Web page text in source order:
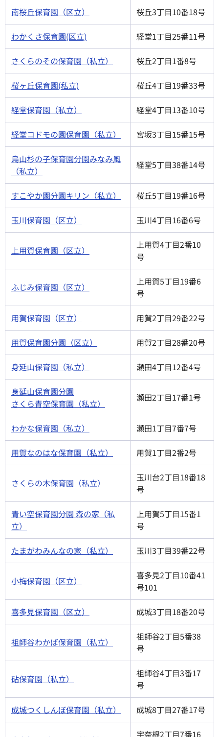
南桜丘保育園（区立） 桜丘3丁目10番18号
わかくさ保育園(区立) 経堂1丁目25番11号
さくらのその保育園（私立） 桜丘2丁目1番8号
桜ヶ丘保育園(私立) 桜丘4丁目19番33号
経堂保育園（私立） 経堂4丁目13番10号
経堂コドモの園保育園（私立） 宮坂3丁目15番15号
烏山杉の子保育園分園みなみ風
（私立）
経堂5丁目38番14号
すこやか園分園キリン（私立） 桜丘5丁目19番16号
玉川保育園（区立） 玉川4丁目16番6号
上用賀保育園（区立）
上用賀4丁目2番10
号
ふじみ保育園（区立）
上用賀5丁目19番6
号
用賀保育園（区立） 用賀2丁目29番22号
用賀保育園分園（区立） 用賀2丁目28番20号
身延山保育園（私立） 瀬田4丁目12番4号
身延山保育園分園
さくら青空保育園（私立）
瀬田2丁目17番1号
わかな保育園（私立） 瀬田1丁目7番7号
用賀なのはな保育園（私立） 用賀1丁目2番2号
さくらの木保育園（私立）
玉川台2丁目18番18
号
青い空保育園分園 森の家（私
立）
上用賀5丁目15番1
号
たまがわみんなの家（私立） 玉川3丁目39番22号
小梅保育園（区立）
喜多見2丁目10番41
号101
喜多見保育園（区立） 成城3丁目18番20号
祖師谷わかば保育園（私立）
祖師谷2丁目5番38
号
砧保育園（私立）
祖師谷4丁目3番17
号
成城つくしんぼ保育園（私立） 成城8丁目27番17号
宇奈根2丁目7番16